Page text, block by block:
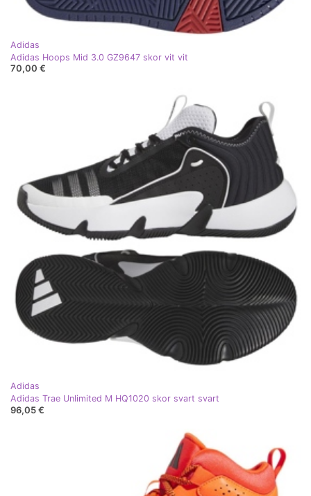
Adidas
Adidas Hoops Mid 3.0 GZ9647 skor vit vit
70,00 €
Adidas
Adidas Trae Unlimited M HQ1020 skor svart svart
96,05 €